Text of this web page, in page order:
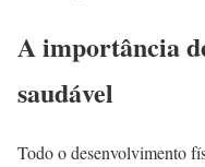
A importância
saudável
Todo o desenvolvimento